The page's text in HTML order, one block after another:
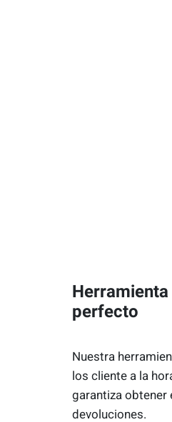
perfecto
Nuestra
los cliente a la
garantiza obtener
devoluciones.